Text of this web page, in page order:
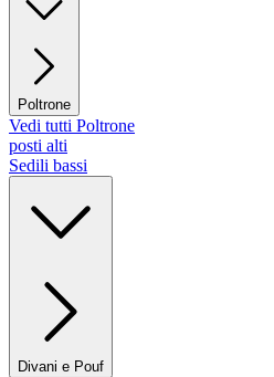
Poltrone
Vedi tutti Poltrone
posti alti
Sedili bassi
Divani e Pouf